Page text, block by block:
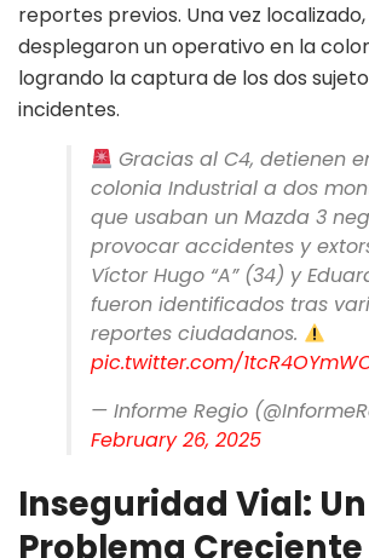
reportes previos. Una vez
desplegaron un operativo en la
logrando la captura de los dos
incidentes.
Gracias al C4, detienen
colonia Industrial a dos
que usaban un Mazda 3
provocar accidentes y
Víctor Hugo “A” (34) y
fueron identificados tras
reportes ciudadanos.
pic.twitter.com/
— Informe Regio
February 26, 2025
Inseguridad Vial: Un
Problema Creciente